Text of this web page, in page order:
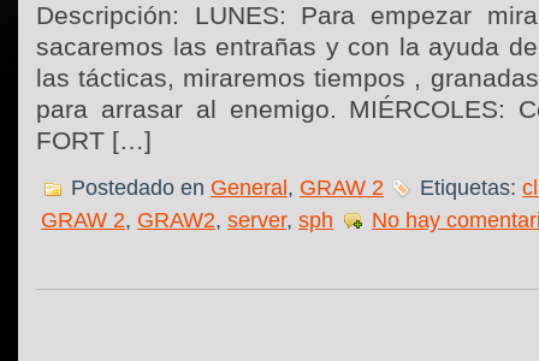
Descripción: LUNES: Para empezar
sacaremos las entrañas y con la ayuda
las tácticas, miraremos tiempos ,
para arrasar al enemigo. MIÉRCOLES:
FORT […]
Postedado en General, GRAW 2 Etiquetas:
GRAW 2, GRAW2, server, sph No hay